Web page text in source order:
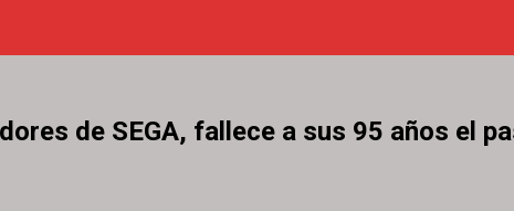
de SEGA, fallece a sus 95 años el